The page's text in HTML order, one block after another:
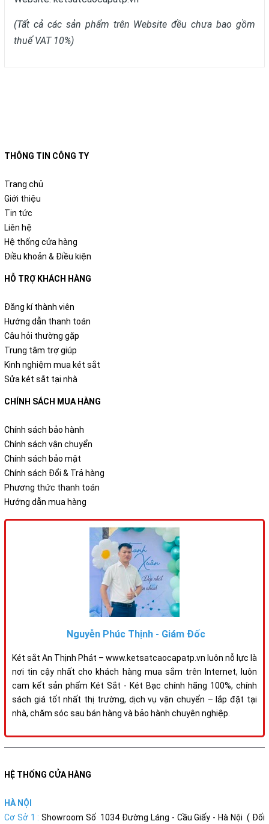
(Tất cả các sản phẩm trên Website đều chưa bao gồm
thuế VAT 10%)
THÔNG TIN CÔNG TY
Trang chủ
Giới thiệu
Tin tức
Liên hệ
Hệ thống cửa hàng
Điều khoản & Điều kiện
HỖ TRỢ KHÁCH HÀNG
Đăng kí thành viên
Hướng dẫn thanh toán
Câu hỏi thường gặp
Trung tâm trợ giúp
Kinh nghiệm mua két sắt
Sửa két sắt tại nhà
CHÍNH SÁCH MUA HÀNG
Chính sách bảo hành
Chính sách vận chuyển
Chính sách bảo mật
Chính sách Đổi & Trả hàng
Phương thức thanh toán
Hướng dẫn mua hàng
Nguyễn Phúc Thịnh - Giám Đốc
Két sắt An Thịnh Phát – www.ketsatcaocapatp.vn luôn nỗ lực là
nơi tin cậy nhất cho khách hàng mua sắm trên Internet, luôn
cam kết sản phẩm Két Sắt - Két Bạc chính hãng 100%, chính
sách giá tốt nhất thị trường, dịch vụ vận chuyển – lắp đặt tại
nhà, chăm sóc sau bán hàng và bảo hành chuyên nghiệp.
HỆ THỐNG CỬA HÀNG
HÀ NỘI
Cơ Sở 1 : Showroom Số 1034 Đường Láng - Cầu Giấy - Hà Nội ( Đối